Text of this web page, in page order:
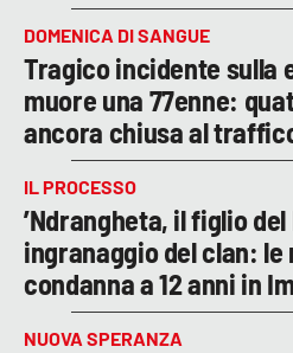
DOMENICA DI SANGUE
Tragico incidente sulla
muore una 77enne:
ancora chiusa al
IL PROCESSO
’Ndrangheta, il figlio
ingranaggio del clan: le
condanna a 12 anni in
NUOVA SPERANZA